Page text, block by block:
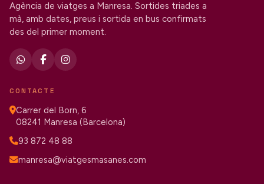
Agència de viatges a Manresa. Sortides triades a
mà, amb dates, preus i sortida en bus confirmats
des del primer moment.
CONTACTE
Carrer del Born, 6
08241 Manresa (Barcelona)
93 872 48 88
manresa@viatgesmasanes.com